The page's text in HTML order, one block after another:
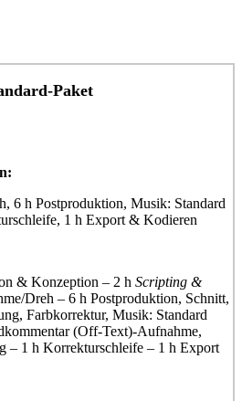
Paket
6 h Postproduktion, Musik: Standard
1 h Export & Kodieren
& Konzeption – 2 h Scripting &
Dreh – 6 h Postproduktion, Schnitt,
Farbkorrektur, Musik: Standard
(Off-Text)-Aufnahme,
– 1 h Korrekturschleife – 1 h Export